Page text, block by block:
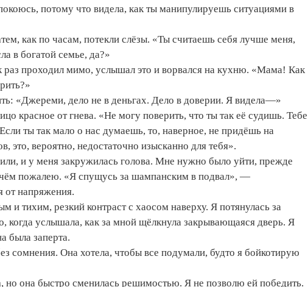
потому что видела, как ты манипулируешь ситуациями в
как по часам, потекли слёзы. «Ты считаешь себя лучше меня,
в богатой семье, да?»
проходил мимо, услышал это и ворвался на кухню. «Мама! Как
«Джереми, дело не в деньгах. Дело в доверии. Я видела—»
красное от гнева. «Не могу поверить, что ты так её судишь. Тебе
ты так мало о нас думаешь, то, наверное, не придёшь на
это, вероятно, недостаточно изысканно для тебя».
и у меня закружилась голова. Мне нужно было уйти, прежде
пожалею. «Я спущусь за шампанским в подвал», —
от напряжения.
и тихим, резкий контраст с хаосом наверху. Я потянулась за
когда услышала, как за мной щёлкнула закрывающаяся дверь. Я
была заперта.
сомнения. Она хотела, чтобы все подумали, будто я бойкотирую
но она быстро сменилась решимостью. Я не позволю ей победить.